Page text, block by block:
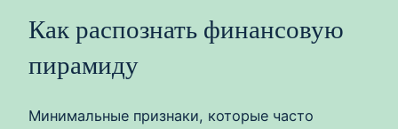
Как распознать финансовую
пирамиду
Минимальные признаки, которые часто